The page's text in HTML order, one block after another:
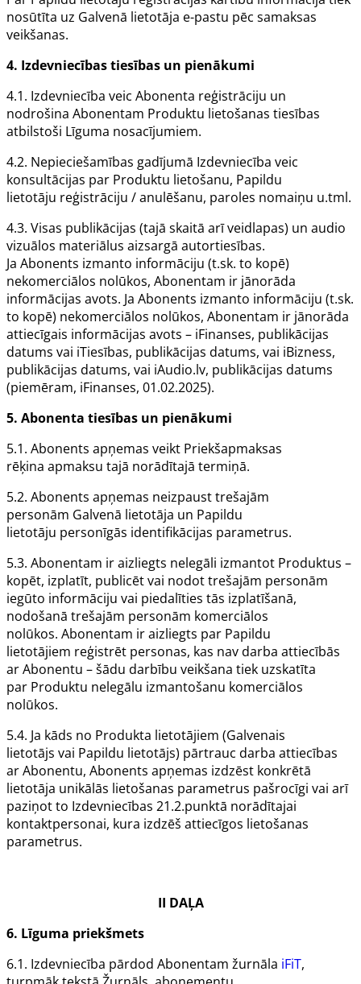
nosūtīta uz Galvenā lietotāja e-pastu pēc samaksas
veikšanas.
4. Izdevniecībastiesības un pienākumi
4.1. Izdevniecība veic Abonenta reģistrāciju un
nodrošina Abonentam Produktu lietošanas tiesības
atbilstoši Līguma nosacījumiem.
4.2. Nepieciešamības gadījumā Izdevniecība veic
konsultācijas par Produktu lietošanu, Papildu
lietotāju reģistrāciju / anulēšanu, paroles nomaiņu u.tml.
4.3. Visas publikācijas (tajā skaitā arī veidlapas) un audio
vizuālos materiālus aizsargā autortiesības.
Ja Abonents izmanto informāciju (t.sk. to kopē)
nekomerciālos nolūkos, Abonentam ir jānorāda
informācijas avots. Ja Abonents izmanto informāciju (t.sk.
to kopē) nekomerciālos nolūkos, Abonentam ir jānorāda
attiecīgais informācijas avots – iFinanses, publikācijas
datums vai iTiesības, publikācijas datums, vai iBizness,
publikācijas datums, vai iAudio.lv, publikācijas datums
(piemēram, iFinanses, 01.02.2025).
5. Abonenta tiesības un pienākumi
5.1. Abonents apņemas veikt Priekšapmaksas
rēķina apmaksu tajā norādītajā termiņā.
5.2. Abonents apņemas neizpaust trešajām
personām Galvenā lietotāja un Papildu
lietotāju personīgās identifikācijas parametrus.
5.3. Abonentam ir aizliegts nelegāli izmantot Produktus –
kopēt, izplatīt, publicēt vai nodot trešajām personām
iegūto informāciju vai piedalīties tās izplatīšanā,
nodošanā trešajām personām komerciālos
nolūkos. Abonentam ir aizliegts par Papildu
lietotājiem reģistrēt personas, kas nav darba attiecībās
arAbonentu – šādu darbību veikšana tiek uzskatīta
par Produktu nelegālu izmantošanu komerciālos
nolūkos.
5.4. Ja kāds no Produkta lietotājiem (Galvenais
lietotājs vai Papildu lietotājs) pārtrauc darba attiecības
arAbonentu, Abonents apņemas izdzēst konkrētā
lietotāja unikālās lietošanas parametrus pašrocīgi vai arī
paziņot to Izdevniecības 21.2.punktā norādītajai
kontaktpersonai, kura izdzēš attiecīgos lietošanas
parametrus.
II DAĻA
6. Līguma priekšmets
6.1. Izdevniecība pārdod Abonentam žurnāla iFiT,